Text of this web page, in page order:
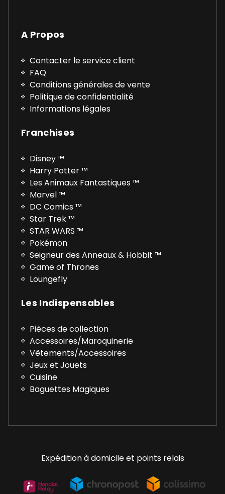
A Propos
Contacter le service client
FAQ
Conditions générales de vente
Politique de confidentialité
Informations légales
Franchises
Disney ™
Harry Potter ™
Les Animaux Fantastiques ™
Marvel ™
DC Comics ™
Star Trek ™
STAR WARS ™
Pokémon
Seigneur des Anneaux & Hobbit ™
Game of Thrones
Loungefly
Les Indispensables
Pièces de collection
Accessoires/Maroquinerie
Vêtements/Accessoires
Jeux et Jouets
Cuisine
Baguettes Magiques
Expédition à domicile et points relais